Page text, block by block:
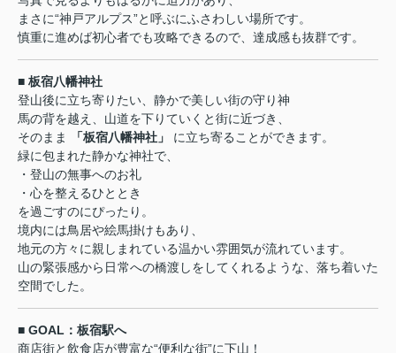
まさに“神戸アルプス”と呼ぶにふさわしい場所です。
慎重に進めば初心者でも攻略できるので、達成感も抜群です。
■ 板宿八幡神社
登山後に立ち寄りたい、静かで美しい街の守り神
馬の背を越え、山道を下りていくと街に近づき、
そのまま
「板宿八幡神社」
に立ち寄ることができます。
緑に包まれた静かな神社で、
・登山の無事へのお礼
・心を整えるひととき
を過ごすのにぴったり。
境内には鳥居や絵馬掛けもあり、
地元の方々に親しまれている温かい雰囲気が流れています。
山の緊張感から日常への橋渡しをしてくれるような、落ち着いた
空間でした。
■ GOAL：板宿駅へ
商店街と飲食店が豊富な“便利な街”に下山！